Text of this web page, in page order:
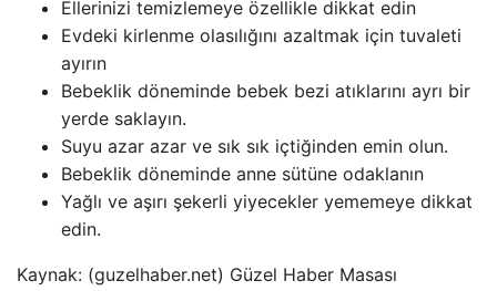
Ellerinizi temizlemeye özellikle dikkat edin
Evdeki kirlenme olasılığını azaltmak için tuvaleti
ayırın
Bebeklik döneminde bebek bezi atıklarını ayrı bir
yerde saklayın.
Suyu azar azar ve sık sık içtiğinden emin olun.
Bebeklik döneminde anne sütüne odaklanın
Yağlı ve aşırı şekerli yiyecekler yememeye dikkat
edin.
Kaynak: (guzelhaber.net) Güzel Haber Masası